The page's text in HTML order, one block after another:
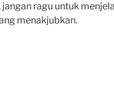
ragu untuk
menakjubkan.